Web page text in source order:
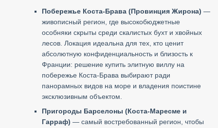
Побережье Коста-Брава (Провинция Жирона) —
живописный регион, где высокобюджетные
особняки скрыты среди скалистых бухт и хвойных
лесов. Локация идеальна для тех, кто ценит
абсолютную конфиденциальность и близость к
Франции: решение купить элитную виллу на
побережье Коста-Брава выбирают ради
панорамных видов на море и владения поистине
эксклюзивным объектом.
Пригороды Барселоны (Коста-Маресме и
Гарраф)— самый востребованный регион, чтобы